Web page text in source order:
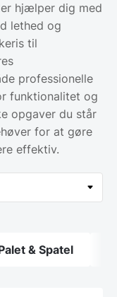
hjælper dig med
lethed og
til
professionelle
funktionalitet og
opgaver du står
for at gøre
effektiv.
& Spatel